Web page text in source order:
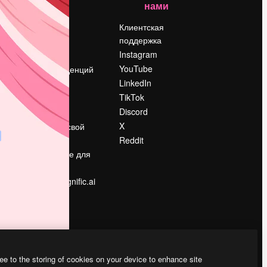
Цены
О нас
Reviews
Вакансии
Поиск тенденций
Блог
События
Slidesgo
Продайте свой
Помещение для
Ищете magnific.ai
нами
Клиентская
поддержка
Instagram
YouTube
LinkedIn
TikTok
Discord
X
Reddit
to the storing of cookies on your device to enhance site